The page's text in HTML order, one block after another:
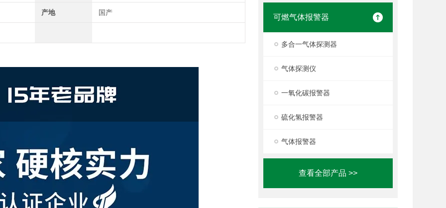
可燃气体报警器
多合一气体探测器
气体探测仪
一氧化碳报警器
硫化氢报警器
气体报警器
查看全部产品 >>
产地 国产